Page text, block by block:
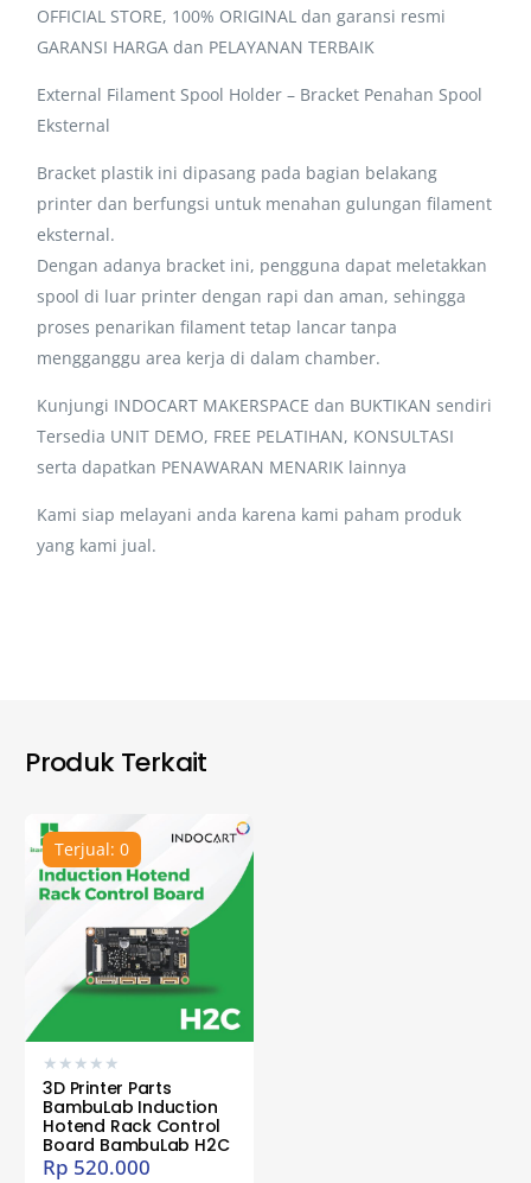
OFFICIAL STORE, 100% ORIGINAL dan garansi resmi
GARANSI HARGA dan PELAYANAN TERBAIK
External Filament Spool Holder – Bracket Penahan Spool
Eksternal
Bracket plastik ini dipasang pada bagian belakang
printer dan berfungsi untuk menahan gulungan filament
eksternal.
Dengan adanya bracket ini, pengguna dapat meletakkan
spool di luar printer dengan rapi dan aman, sehingga
proses penarikan filament tetap lancar tanpa
mengganggu area kerja di dalam chamber.
Kunjungi INDOCART MAKERSPACE dan BUKTIKAN sendiri
Tersedia UNIT DEMO, FREE PELATIHAN, KONSULTASI
serta dapatkan PENAWARAN MENARIK lainnya
Kami siap melayani anda karena kami paham produk
yang kami jual.
Produk Terkait
Terjual: 0
★ ★ ★ ★ ★
3D Printer Parts
BambuLab Induction
Hotend Rack Control
Board BambuLab H2C
Rp 520.000